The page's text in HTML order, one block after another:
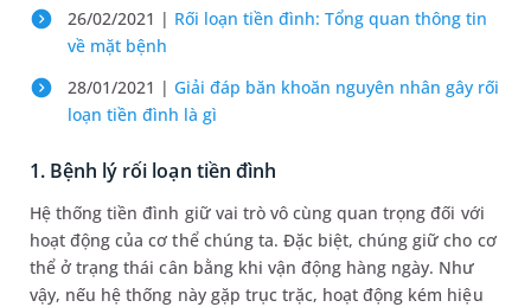
26/02/2021 | Rối loạn tiền đình: Tổng quan thông tin
về mặt bệnh
28/01/2021 | Giải đáp băn khoăn nguyên nhân gây rối
loạn tiền đình là gì
1. Bệnh lý rối loạn tiền đình
Hệ thống tiền đình giữ vai trò vô cùng quan trọng đối với
hoạt động của cơ thể chúng ta. Đặc biệt, chúng giữ cho cơ
thể ở trạng thái cân bằng khi vận động hàng ngày. Như
vậy, nếu hệ thống này gặp trục trặc, hoạt động kém hiệu